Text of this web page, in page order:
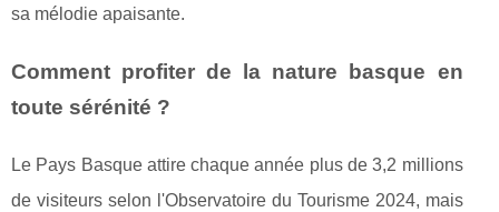
sa mélodie apaisante.
Comment profiter de la nature basque en
toute sérénité ?
Le Pays Basque attire chaque année plus de 3,2 millions
de visiteurs selon l'Observatoire du Tourisme 2024, mais